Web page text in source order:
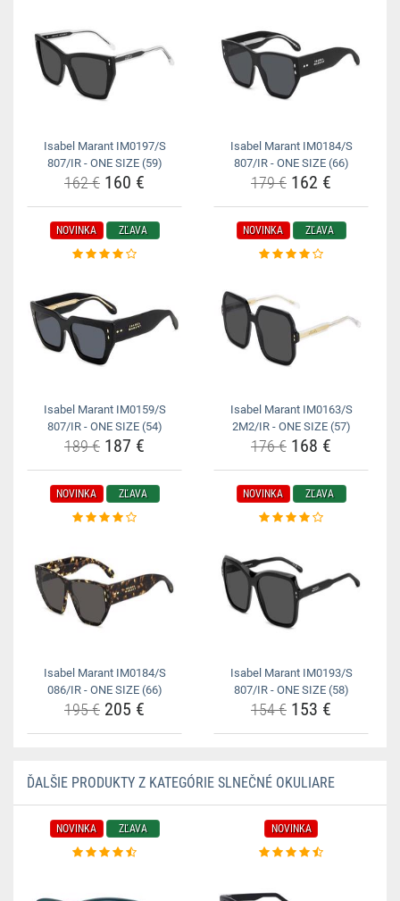
Isabel Marant IM0197/S
807/IR - ONE SIZE (59)
162 € 160 €
Isabel Marant IM0184/S
807/IR - ONE SIZE (66)
179 € 162 €
NOVINKA ZĽAVA
Isabel Marant IM0159/S
807/IR - ONE SIZE (54)
189 € 187 €
NOVINKA ZĽAVA
Isabel Marant IM0163/S
2M2/IR - ONE SIZE (57)
176 € 168 €
NOVINKA ZĽAVA
Isabel Marant IM0184/S
086/IR - ONE SIZE (66)
195 € 205 €
NOVINKA ZĽAVA
Isabel Marant IM0193/S
807/IR - ONE SIZE (58)
154 € 153 €
ĎALŠIE PRODUKTY Z KATEGÓRIE SLNEČNÉ OKULIARE
NOVINKA ZĽAVA NOVINKA